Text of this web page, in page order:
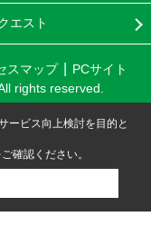
エスト
スマップ
PCサイト
rights reserved.
ービス向上検討を目的と
ご確認ください。